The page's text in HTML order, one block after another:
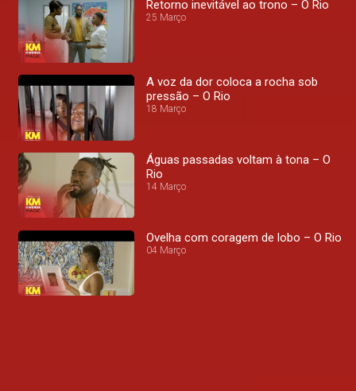
Retorno inevitável ao trono – O Rio
25 Março
A voz da dor coloca a rocha sob
pressão – O Rio
18 Março
Águas passadas voltam à tona – O
Rio
14 Março
Ovelha com coragem de lobo – O Rio
04 Março